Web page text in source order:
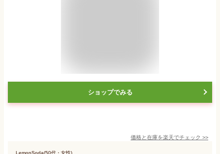
ショップでみる
価格と在庫を楽天でチェック >>
LemonSoda(50代・女性)